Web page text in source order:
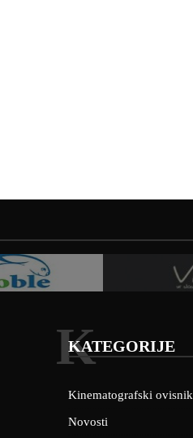
KATEGORIJE
K
Kinematografski ovisnik
Novosti